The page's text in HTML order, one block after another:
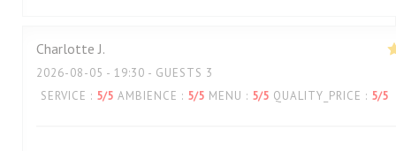
Charlotte J
2026-08-05 - 19:30 - GUESTS 3
SERVICE : 5/5 AMBIENCE : 5/5 MENU : 5/5 QUALITY_PRICE : 5/5